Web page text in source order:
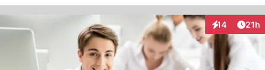
14
Interaktionen
21h